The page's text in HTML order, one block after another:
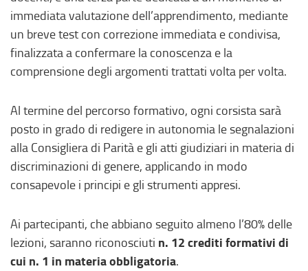
immediata valutazione dell’apprendimento, mediante
un breve test con correzione immediata e condivisa,
finalizzata a confermare la conoscenza e la
comprensione degli argomenti trattati volta per volta.
Al termine del percorso formativo, ogni corsista sarà
posto in grado di redigere in autonomia le segnalazioni
alla Consigliera di Parità e gli atti giudiziari in materia di
discriminazioni di genere, applicando in modo
consapevole i principi e gli strumenti appresi.
Ai partecipanti, che abbiano seguito almeno l’80% delle
lezioni, saranno riconosciuti n. 12 crediti formativi di
cui n. 1 in materia obbligatoria.